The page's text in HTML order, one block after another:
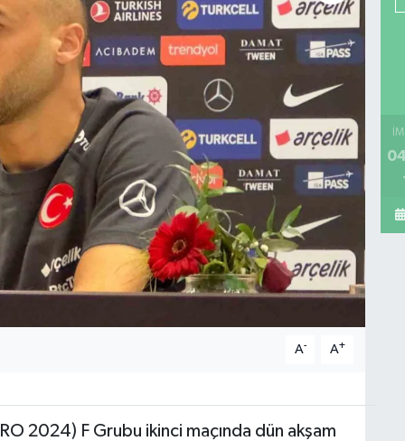
A- A+
2024) F Grubu ikinci maçında dün akşam